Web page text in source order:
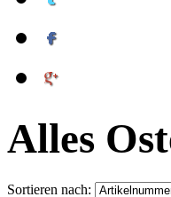
Alles
Sortieren nach: